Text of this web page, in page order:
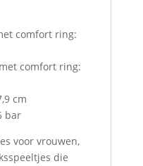
comfort ring:
comfort ring:
cm
bar
voor vrouwen,
die